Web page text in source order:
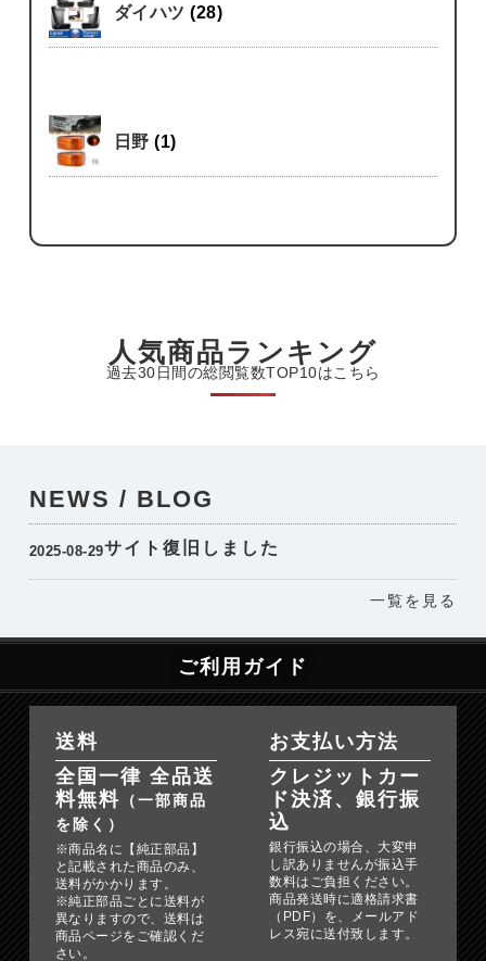
ダイハツ(28)
日野(1)
人気商品ランキング
過去30日間の総閲覧数TOP10はこちら
NEWS / BLOG
2025-08-29サイト復旧しました
一覧を見る
ご利用ガイド
送料
全国一律 全品送
料無料 （一部商品
を除く）
※商品名に【純正部品】
と記載された商品のみ、
送料がかかります。
※純正部品ごとに送料が
異なりますので、送料は
商品ページをご確認くだ
さい。
お支払い方法
クレジットカー
ド決済、銀行振
込
銀行振込の場合、大変申
し訳ありませんが振込手
数料はご負担ください。
商品発送時に適格請求書
（PDF）を、メールアド
レス宛に送付致します。